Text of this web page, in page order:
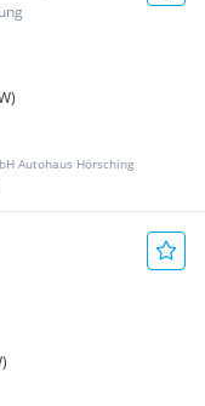
Autohaus Hörsching